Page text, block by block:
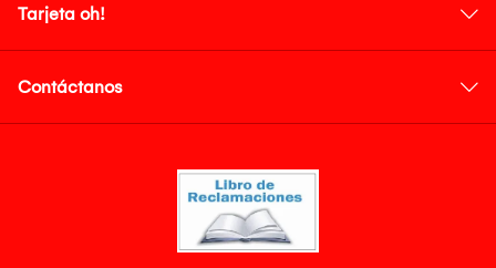
Tarjeta oh!
Contáctanos